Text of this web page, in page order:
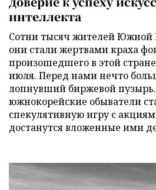
интеллекта
Сотни тысяч жителей Южной
они стали жертвами краха
произошедшего в этой
июля. Перед нами нечто
лопнувший биржевой
южнокорейские обыватели
спекулятивную игру с
достанутся вложенные ими